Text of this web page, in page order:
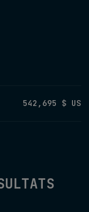
542,695 $ US